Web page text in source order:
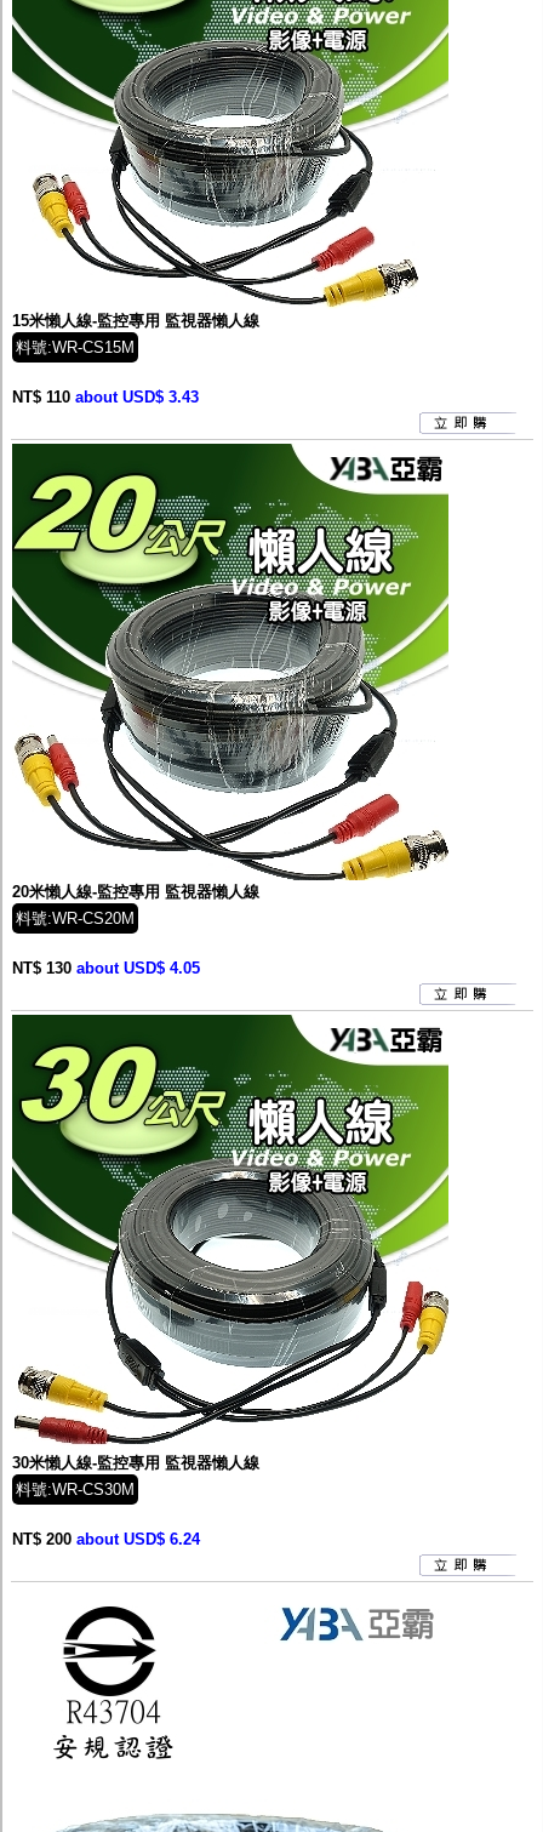
15米懶人線-監控專用 監視器懶人線
料號:WR-CS15M
NT$ 110 about USD$ 3.43
20米懶人線-監控專用 監視器懶人線
料號:WR-CS20M
NT$ 130 about USD$ 4.05
30米懶人線-監控專用 監視器懶人線
料號:WR-CS30M
NT$ 200 about USD$ 6.24